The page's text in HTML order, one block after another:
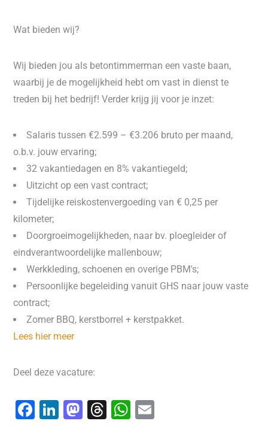
Wat bieden wij?
Wij bieden jou als betontimmerman een vaste baan,
waarbij je de mogelijkheid hebt om vast in dienst te
treden bij het bedrijf! Verder krijg jij voor je inzet:
Salaris tussen €2.599 – €3.206 bruto per maand,
o.b.v. jouw ervaring;
32 vakantiedagen en 8% vakantiegeld;
Uitzicht op een vast contract;
Tijdelijke reiskostenvergoeding van € 0,25 per
kilometer;
Doorgroeimogelijkheden, naar bv. ploegleider of
eindverantwoordelijke mallenbouw;
Werkkleding, schoenen en overige PBM's;
Persoonlijke begeleiding vanuit GHS naar jouw vaste
contract;
Zomer BBQ, kerstborrel + kerstpakket.
Lees hier meer
Deel deze vacature:
F
Li M T
W